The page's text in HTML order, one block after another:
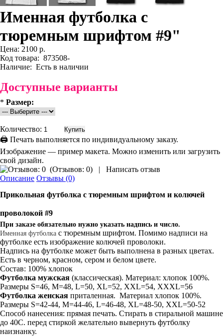
Именная футболка с
тюремным шрифтом #9"
Цена: 2100 р.
Код товара: 873508-
Наличие: Есть в наличии
Доступные варианты
* Размер:
Количество:
🖨 Печать выполняется по индивидуальному заказу.
Изображение — пример макета. Можно изменить или загрузить
свой дизайн.
(Отзывов: 0) |
Написать отзыв
Описание Отзывы (0)
Прикольная футболка с тюремным шрифтом и колючей
проволокой #9
При заказе обязательно нужно указать надпись и число.
Именная футболка с тюремным шрифтом. Помимо надписи на
футболке есть изображение колючей проволоки.
Надпись на футболке может быть выполнена в разных цветах.
Есть в черном, красном, сером и белом цвете.
Состав: 100% хлопок
Футболка мужская (классическая). Материал: хлопок 100%.
Размеры S=46, M=48, L=50, XL=52, XXL=54, XXXL=56
Футболка женская приталенная. Материал хлопок 100%.
Размеры S=42-44, M=44-46, L=46-48, XL=48-50, XXL=50-52
Способ нанесения: прямая печать. Стирать в стиральной машине
до 40С. перед стиркой желательно вывернуть футболку
наизнанку.